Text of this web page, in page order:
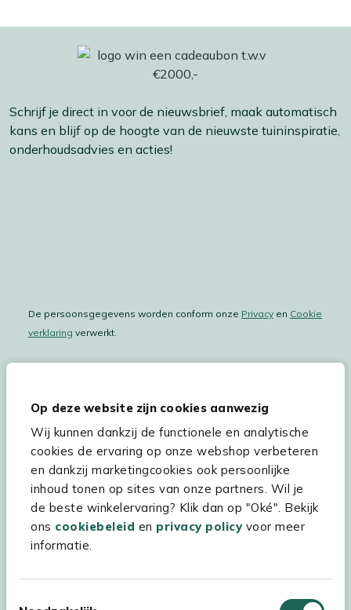
Op deze website zijn cookies aanwezig
Wij kunnen dankzij de functionele en analytische
cookies de ervaring op onze webshop verbeteren
en dankzij marketingcookies ook persoonlijke
inhoud tonen op sites van onze partners. Wil je
de beste winkelervaring? Klik dan op "Oké". Bekijk
ons cookiebeleid en privacy policyvoor meer
informatie.
Schrijf je direct in voor de nieuwsbrief, maak automatisch
kans en blijf op de hoogte van de nieuwste tuininspiratie,
onderhoudsadvies en acties!
De persoonsgegevens worden conform onze Privacy en Cookie
verklaring verwerkt.
Hulp & service
Assortiment
Kees Smit Tuinmeubelen
Experience Stores XXL